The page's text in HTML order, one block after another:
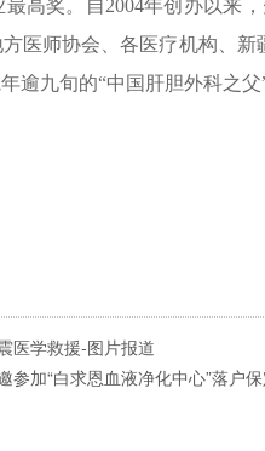
高奖。自2004年创办以来
医师协会、各医疗机构、
逾九旬的“中国肝胆外科之
医学救援-图片报道
参加“白求恩血液净化中心”落户